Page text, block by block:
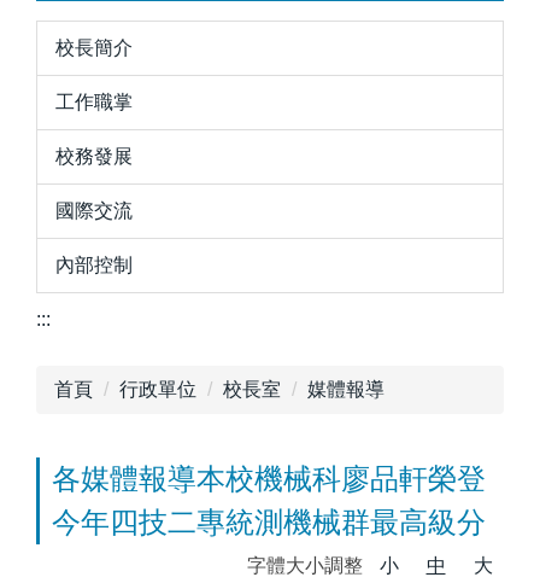
校長簡介
工作職掌
校務發展
國際交流
內部控制
:::
首頁 行政單位 校長室 媒體報導
各媒體報導本校機械科廖品軒榮登
今年四技二專統測機械群最高級分
字體大小調整 小 中 大